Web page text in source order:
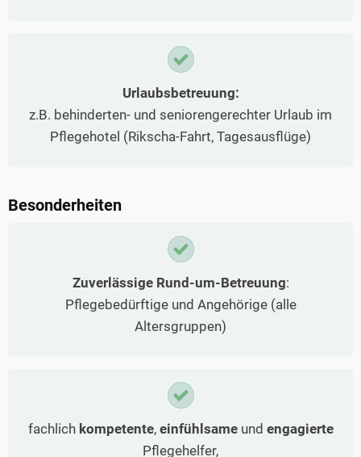
Urlaubsbetreuung:
z.B. behinderten- und seniorengerechter Urlaub im
Pflegehotel (Rikscha-Fahrt, Tagesausflüge)
Besonderheiten
Zuverlässige Rund-um-Betreuung:
Pflegebedürftige und Angehörige (alle
Altersgruppen)
fachlich kompetente, einfühlsameund engagierte
Pflegehelfer,